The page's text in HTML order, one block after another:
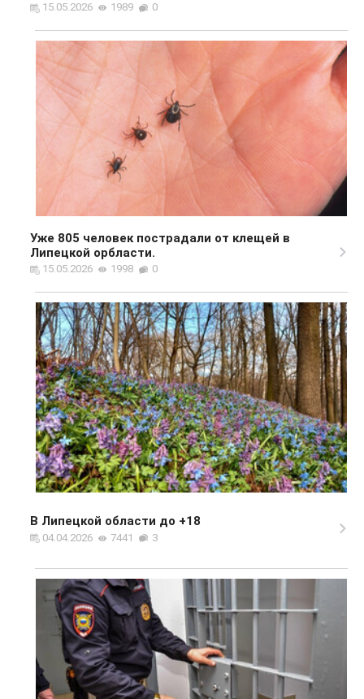
15.05.2026 1989 0
Уже 805 человек пострадали от клещей в
Липецкой орбласти.
15.05.2026 1998 0
В Липецкой области до +18
04.04.2026 7441 3